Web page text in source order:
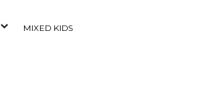
MIXED KIDS